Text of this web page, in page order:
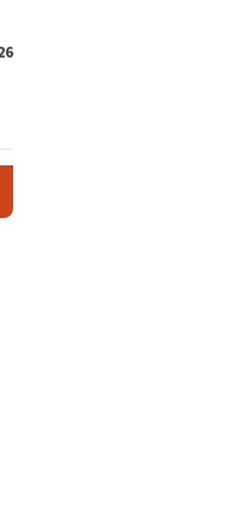
Tingkatkan